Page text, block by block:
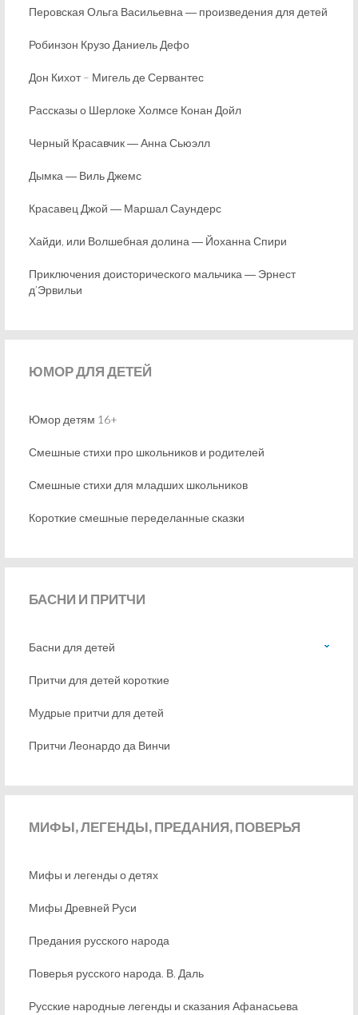
Перовская Ольга Васильевна ― произведения для детей
Робинзон Крузо Даниель Дефо
Дон Кихот – Мигель де Сервантес
Рассказы о Шерлоке Холмсе Конан Дойл
Черный Красавчик ― Анна Сьюэлл
Дымка ― Виль Джемс
Красавец Джой ― Маршал Саундерс
Хайди, или Волшебная долина ― Йоханна Спири
Приключения доисторического мальчика ― Эрнест
д’Эрвильи
ЮМОРДЛЯ ДЕТЕЙ
Юмор детям 16+
Смешные стихи про школьников и родителей
Смешные стихи для младших школьников
Короткие смешные переделанные сказки
БАСНИ И ПРИТЧИ
Басни для детей
Притчи для детей короткие
Мудрые притчи для детей
Притчи Леонардо да Винчи
МИФЫ,ЛЕГЕНДЫ, ПРЕДАНИЯ, ПОВЕРЬЯ
Мифы и легенды о детях
Мифы Древней Руси
Предания русского народа
Поверья русского народа. В. Даль
Русские народные легенды и сказания Афанасьева